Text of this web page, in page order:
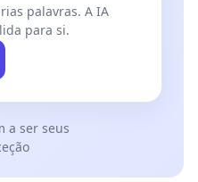
palavras. A IA
para si.
a ser seus